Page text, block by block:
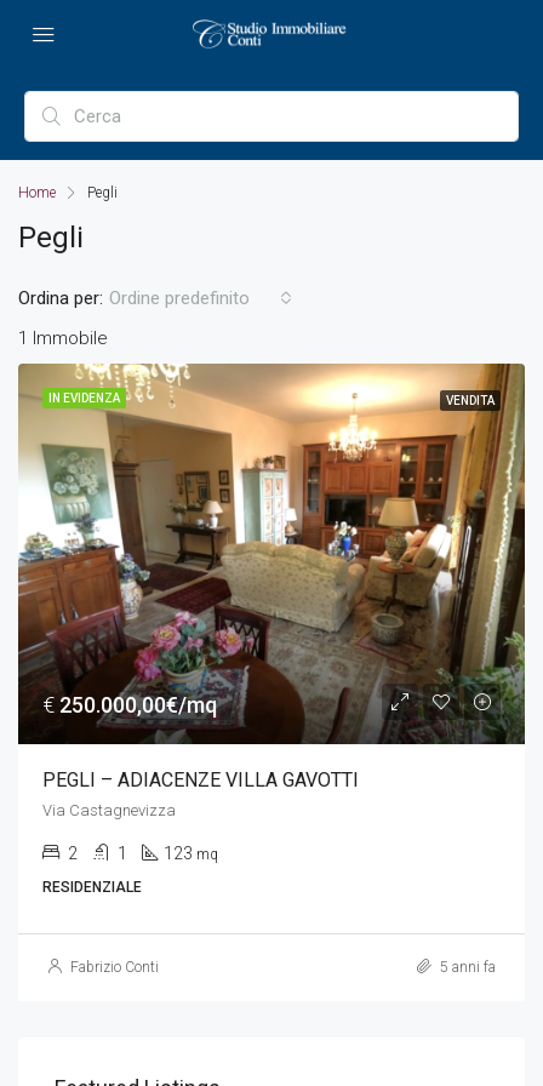
Home Pegli
Pegli
1 Immobile
Ordina per: Ordine predefinito
IN EVIDENZA VENDITA
€ 250.000,00€/mq
PEGLI – ADIACENZE VILLA GAVOTTI
Via Castagnevizza
2 1 123 mq
RESIDENZIALE
Fabrizio Conti 5 anni fa